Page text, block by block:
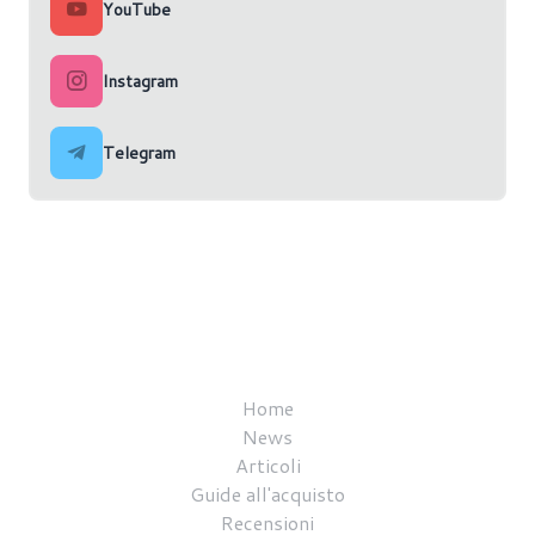
YouTube
Instagram
Telegram
Home
News
Articoli
Guide all'acquisto
Recensioni